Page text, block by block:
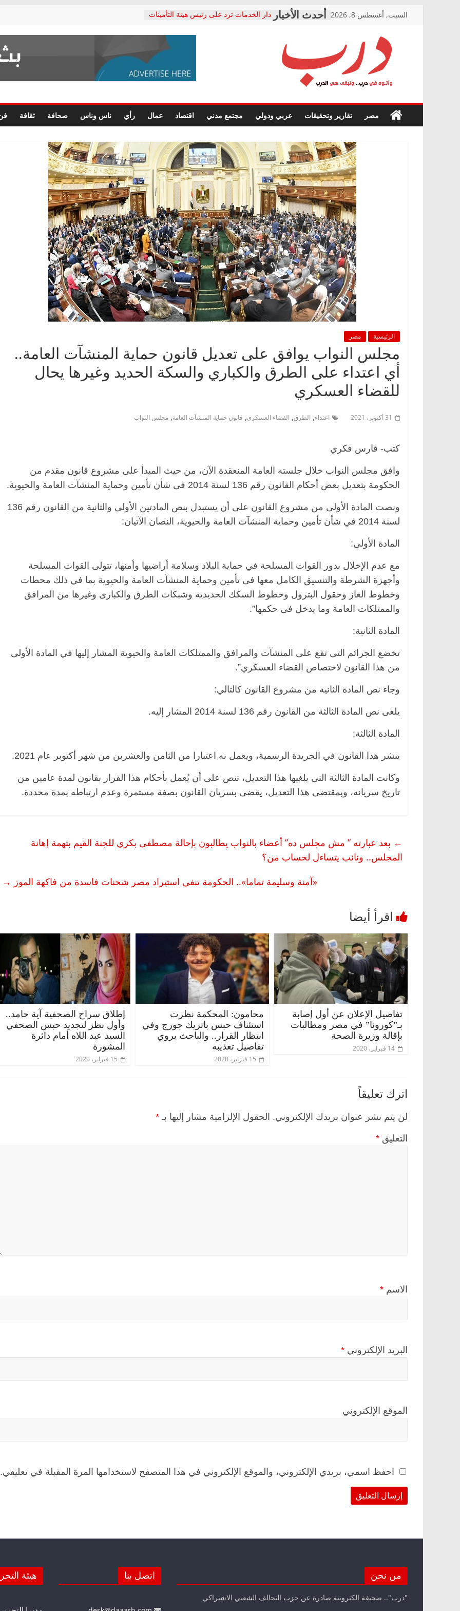
السبت, أغسطس 8, 2026
دار الخدمات ترد على رئيس هيئة التأمينات
معاناة أصحاب المعاشات.. ونطالب بكشف
فرحات سليمان يكتب: القطاع الصحي إلى
حزب التحالف الشعبي يطلق لجنة “الحق
صور .. اعتماد الرسومات النهائية للقرار
الوزاري لمدينة الصحفيين.. وانتهاء أعمال
إنشاء المبنى الإداري
متابعة قضية الدكتور محمد زهران.. ويؤكد:
قرينة البراءة وضمانات المحاكمة العادلة
حق أصيل
درب
في
درب..
مصر تقارير وتحقيقات عربي ودولي مجتمع مدني اقتصاد عمال رأي ناس وناس صحافة ثقافة
الرئيسية مصر
مجلس النواب يوافق على تعديل قانون حماية المنشآت العامة..
أي اعتداء على الطرق والكباري والسكة الحديد وغيرها يحال
للقضاء العسكري
31 أكتوبر، 2021 اعتداء, الطرق, القضاء العسكري, قانون حماية المنشآت العامة, مجلس النواب
كتب- فارس فكري
وافق مجلس النواب خلال جلسته العامة المنعقدة الآن، من حيث المبدأ على مشروع قانون مقدم من
الحكومة بتعديل بعض أحكام القانون رقم 136 لسنة 2014 فى شأن تأمين وحماية المنشآت العامة والحيوية.
ونصت المادة الأولى من مشروع القانون على أن يستبدل بنص المادتين الأولى والثانية من القانون رقم 136
لسنة 2014 في شأن تأمين وحماية المنشآت العامة والحيوية، النصان الآتيان:
المادة الأولى:
مع عدم الإخلال بدور القوات المسلحة في حماية البلاد وسلامة أراضيها وأمنها، تتولى القوات المسلحة
وأجهزة الشرطة والتنسيق الكامل معها فى تأمين وحماية المنشآت العامة والحيوية بما في ذلك محطات
وخطوط الغاز وحقول البترول وخطوط السكك الحديدية وشبكات الطرق والكبارى وغيرها من المرافق
والممتلكات العامة وما يدخل فى حكمها”.
المادة الثانية:
تخضع الجرائم التى تقع على المنشآت والمرافق والممتلكات العامة والحيوية المشار إليها في المادة الأولى
من هذا القانون لاختصاص القضاء العسكري”.
وجاء نص المادة الثانية من مشروع القانون كالتالي:
يلغى نص المادة الثالثة من القانون رقم 136 لسنة 2014 المشار إليه.
المادة الثالثة:
ينشر هذا القانون في الجريدة الرسمية، ويعمل به اعتبارا من الثامن والعشرين من شهر أكتوبر عام 2021.
وكانت المادة الثالثة التى يلغيها هذا التعديل، تنص على أن يُعمل بأحكام هذا القرار بقانون لمدة عامين من
تاريخ سريانه، وبمقتضى هذا التعديل، يقضى بسريان القانون بصفة مستمرة وعدم ارتباطه بمدة محددة.
← بعد عبارته ” مش مجلس ده” أعضاء بالنواب يطالبون بإحالة مصطفى بكري للجنة القيم بتهمة إهانة
المجلس.. ونائب يتساءل لحساب من؟
«آمنة وسليمة تماما».. الحكومة تنفي استيراد مصر شحنات فاسدة من فاكهة الموز →
تفاصيل الإعلان عن أول إصابة
بـ”كورونا” في مصر ومطالبات
بإقالة وزيرة الصحة
14 فبراير، 2020
محامون: المحكمة نظرت
استئناف حبس باتريك جورج وفي
انتظار القرار.. والباحث يروي
تفاصيل تعذيبه
15 فبراير، 2020
إطلاق سراح الصحفية آية حامد..
وأول نظر لتجديد حبس الصحفي
السيد عبد اللاه أمام دائرة
المشورة
15 فبراير، 2020
اترك تعليقاً
لن يتم نشر عنوان بريدك الإلكتروني. الحقول الإلزامية مشار إليها بـ *
التعليق *
الاسم *
البريد الإلكتروني *
الموقع الإلكتروني
احفظ اسمي، بريدي الإلكتروني، والموقع الإلكتروني في هذا المتصفح لاستخدامها المرة المقبلة في تعليقي.
مصر
مقعد شاغر على مائدة الإفطار.. يحيى
حسين عبدالهادي فارس مقاومة
21 فبراير، 2026
الرئيسية مصر ناس وناس
في ذكرى رحيله.. د. نور فرحات فقيه
فاروق.. خبير اقتصادي
ميلاده وحيداً على أبواب
من نحن
"درب".. صحيفة الكترونية صادرة عن حزب التحالف الشعبي الاشتراكي
اتصل بنا هيئة